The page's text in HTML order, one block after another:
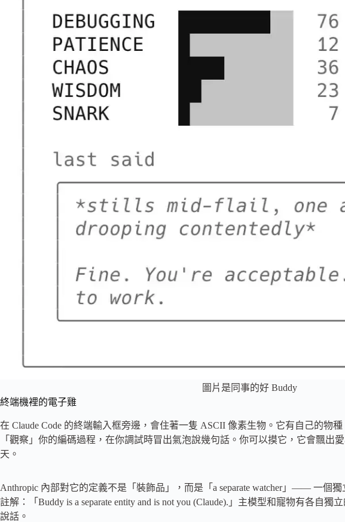
圖片是同事的好 Buddy
終端機裡的電子雞
在 Claude Code 的終端輸入框旁邊，會住著一隻 ASCII 像素生物。它有自己的物
「觀察」你的編碼過程，在你調試時冒出氣泡說幾句話。你可以摸它，它會飄出
天。
Anthropic 內部對它的定義不是「裝飾品」，而是「a separate watcher」—— 一個
註解：「Buddy is a separate entity and is not you (Claude).」主模型和寵物有各自獨
說話。